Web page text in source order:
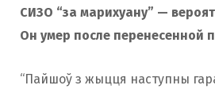
СИЗО “за марихуану” —
Он умер после перенесенной
“Пайшоў з жыцця наступны